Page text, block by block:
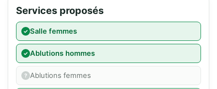
Services proposés
Salle femmes
Ablutions hommes
Ablutions femmes